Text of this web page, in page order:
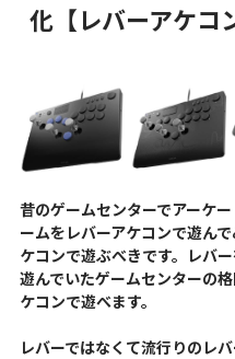
化【レバーアケコ
昔のゲームセンターでアーケ
ームをレバーアケコンで遊ん
ケコンで遊ぶべきです。レバ
遊んでいたゲームセンターの
ケコンで遊べます。
レバーではなくて流行りのレ